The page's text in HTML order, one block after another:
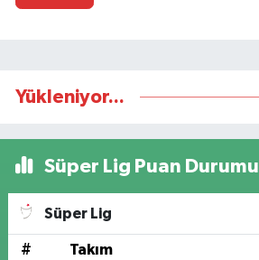
Yükleniyor...
Süper Lig Puan Durumu
Süper Lig
# Takım